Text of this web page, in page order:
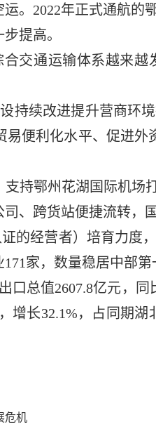
。2022年正式通航
提高。
交通运输体系越来
持续改进提升营商环
便利化水平、促进
持鄂州花湖国际机
、跨货站便捷流转，
证的经营者）培育力
家，数量稳居中部第
总值2607.8亿元，
增长32.1%，占同期
危机